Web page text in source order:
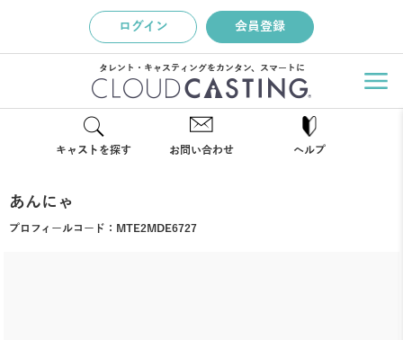
ログイン 会員登録
タレント・キャスティングをカンタン、スマートに
キャストを探す お問い合わせ ヘルプ
あんにゃ
プロフィールコード： MTE2MDE6727